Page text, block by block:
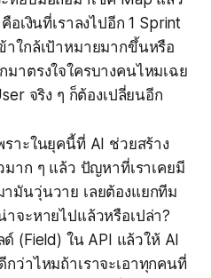
อเงินที่เราลงไปอีก 1 Sprint
าใกล้เป้าหมายมากขึ้นหรือ
าตรงใจใครบางคนไหมเฉย
จริง ๆ ก็ต้องเปลี่ยนอีก
ราะในยุคนี้ที่ AI ช่วยสร้าง
มาก ๆ แล้ว ปัญหาที่เราเคยมี
มันวุ่นวาย เลยต้องแยกทีม
จะหายไปแล้วหรือเปล่า?
(Field) ใน API แล้วให้ AI
ว่าไหมถ้าเราจะเอาทุกคนที่